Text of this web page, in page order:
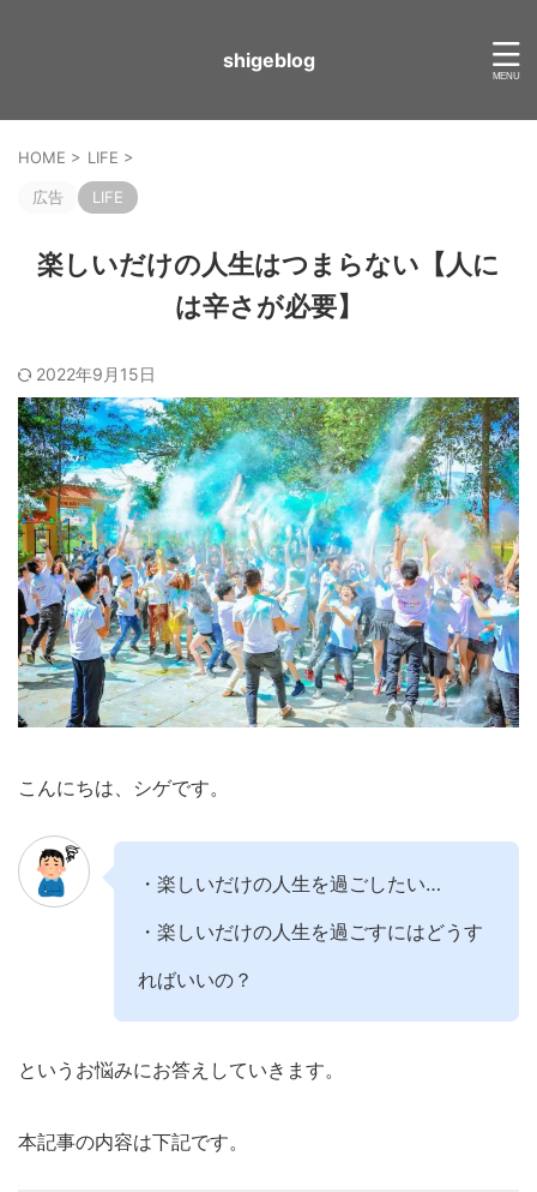
shigeblog
HOME > LIFE >
広告 LIFE
楽しいだけの人生はつまらない【人に
は辛さが必要】
2022年9月15日
こんにちは、シゲです。
・楽しいだけの人生を過ごしたい…
・楽しいだけの人生を過ごすにはどうす
ればいいの？
というお悩みにお答えしていきます。
本記事の内容は下記です。